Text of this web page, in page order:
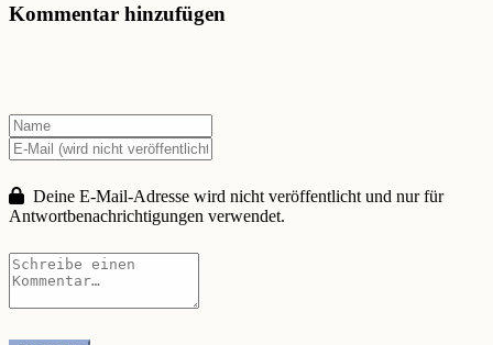
Kommentar hinzufügen
Deine E-Mail-Adresse wird nicht veröffentlicht und nur für
Antwortbenachrichtigungen verwendet.